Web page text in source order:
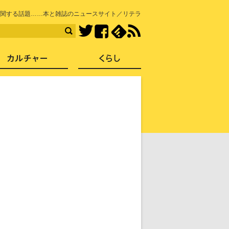
する話題……本と雑誌のニュースサイト／リテラ
TwitterFacebook
社会